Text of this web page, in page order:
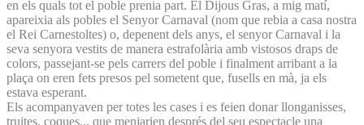
en els quals tot el poble prenia part. El Dijous Gras, a mig matí,
apareixia als pobles el Senyor Carnaval (nom que rebia a casa nostra
el Rei Carnestoltes) o, depenent dels anys, el senyor Carnaval i la
seva senyora vestits de manera estrafolària amb vistosos draps de
colors, passejant-se pels carrers del poble i finalment arribant a la
plaça on eren fets presos pel sometent que, fusells en mà, ja els
estava esperant.
Els acompanyaven per totes les cases i es feien donar llonganisses,
truites, coques... que menjarien després del seu espectacle una